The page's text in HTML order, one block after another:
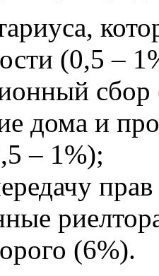
(0,5 –
дома и
– 1%);
(6%).